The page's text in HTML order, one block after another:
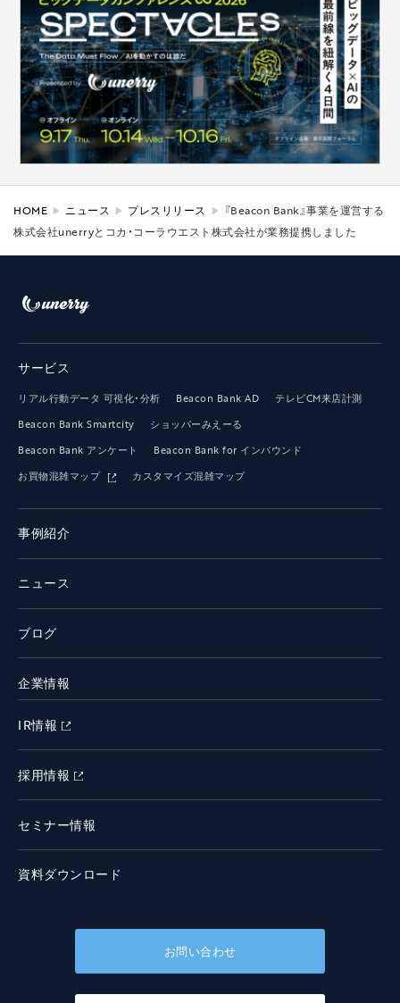
HOME ニュース プレスリリース
『Beacon Bank』事業を運営する
株式会社unerryとコカ・コーラウエスト株式会社が業務提携しました
サービス
リアル行動データ 可視化・分析 Beacon Bank AD
テレビCM来店計測
Beacon Bank Smartcity
ショッパーみえーる
Beacon Bank アンケート
Beacon Bank for インバウンド
お買物混雑マップ
カスタマイズ混雑マップ
事例紹介
ニュース
ブログ
企業情報
IR情報
採用情報
セミナー情報
資料ダウンロード
お問い合わせ